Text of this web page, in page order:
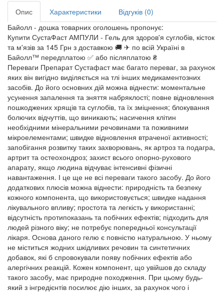
Опис Характеристики
Відгуків (0)
Байолл - дошка товарних оголошень пропонує:
Купити СустаФаст АМПУЛИ - Гель для здоров'я суглобів, кісток
та м'язів за 145 Грн з доставкою 🚚 ✈ по всій Україні в
Байолл™ передплатою ✅ або післяплатою ₴
Переваги Препарат Сустафаст має багато переваг, за рахунок
яких він вигідно виділяється на тлі інших медикаментозних
засобів. До його основних дій можна віднести: моментальне
усунення запалення та зняття набряклості; повне відновлення
пошкоджених хрящів та суглобів, та їх зміцнення; блокування
болючих відчуттів, що виникають; насичення клітин
необхідними мінеральними речовинами та поживними
мікроелементами; швидке відновлення втраченої активності;
запобігання розвитку таких захворювань, як артроз та подагра,
артрит та остеохондроз; захист всього опорно-рухового
апарату, якщо людина відчуває інтенсивні фізичні
навантаження. І це ще не всі переваги такого засобу. До його
додаткових плюсів можна віднести: природність та безпеку
кожного компонента, що використовується; швидке надання
лікувального впливу; простота та легкість у використанні;
відсутність протипоказань та побічних ефектів; підходить для
людей різного віку; не потребує попередньої консультації
лікаря. Основа даного гелю є повністю натуральною. У ньому
не міститься жодних шкідливих речовин та синтетичних
добавок, які б спровокували появу побічних ефектів або
алергічних реакцій. Кожен компонент, що увійшов до складу
такого засобу, має природне походження. При цьому будь-
який з інгредієнтів посилює дію інших, за рахунок чого і